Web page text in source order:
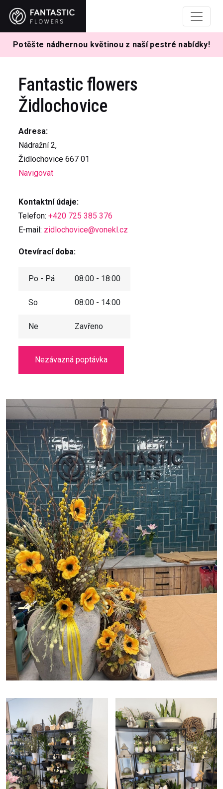
Potěšte nádhernou květinou z naší pestré nabídky!
Fantastic flowers
Židlochovice
Adresa:
Nádražní 2,
Židlochovice 667 01
Navigovat
Kontaktní údaje:
Telefon: +420 725 385 376
E-mail: zidlochovice@vonekl.cz
Otevírací doba:
Po - Pá 08:00 - 18:00
So 08:00 - 14:00
Ne Zavřeno
Nezávazná poptávka